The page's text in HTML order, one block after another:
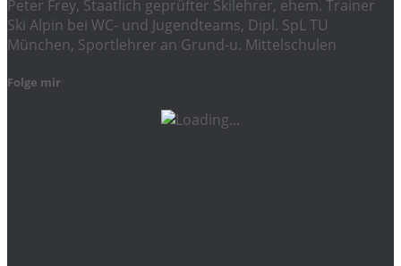
Peter Frey, Staatlich geprüfter Skilehrer, ehem. Trainer
Ski Alpin bei WC- und Jugendteams, Dipl. SpL TU
München, Sportlehrer an Grund-u. Mittelschulen
Folge mir